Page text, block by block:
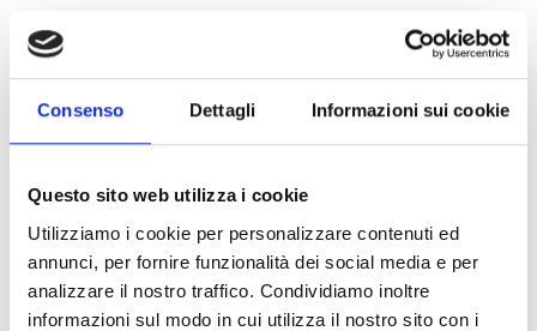
Consenso Dettagli Informazioni sui cookie
Questo sito web utilizza i cookie
Utilizziamo i cookie per personalizzare contenuti ed
annunci, per fornire funzionalità dei social media e per
analizzare il nostro traffico. Condividiamo inoltre
informazioni sul modo in cui utilizza il nostro sito con i
Chi può partecipare
Possono accedere al contributo dell'avvisoenti e
ordine generale e speciale, connessi con l’oggetto
offrire serie garanzie di moralità professionale e la
capacità tecnica professionale;